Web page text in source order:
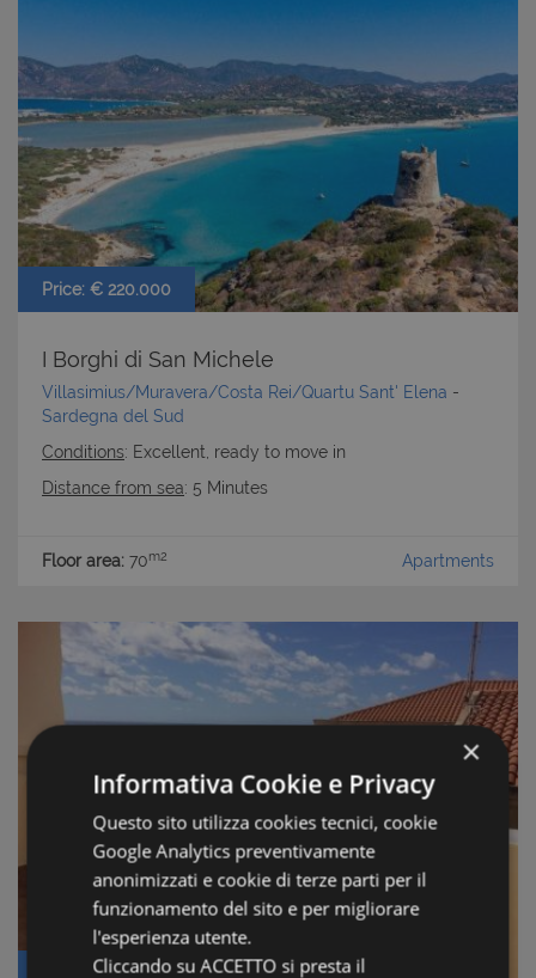
Price: € 220.000
I Borghi di San Michele
Villasimius/Muravera/Costa Rei/Quartu Sant' Elena -
Sardegna del Sud
Conditions: Excellent, ready to move in
Distance from sea: 5 Minutes
Floor area: 70m2 Apartments
Price: € 250.000
×
Informativa Cookie e Privacy
Questo sito utilizza cookies tecnici, cookie
Google Analytics preventivamente
anonimizzati e cookie di terze parti per il
funzionamento del sito e per migliorare
l'esperienza utente.
Cliccando su ACCETTO si presta il